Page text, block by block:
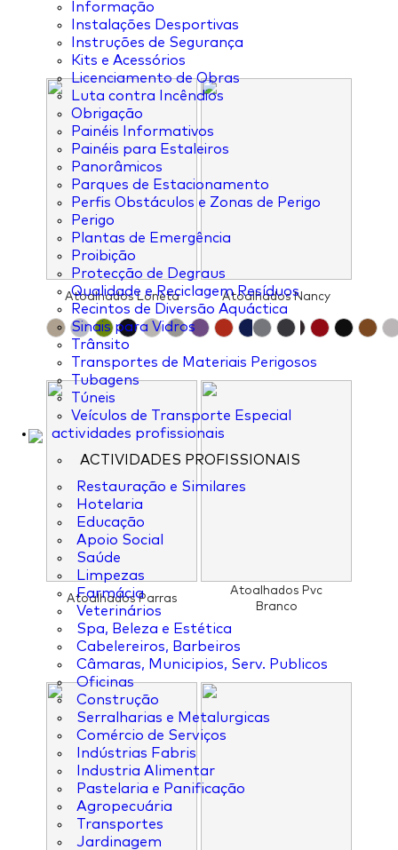
Informação
Instalações Desportivas
Instruções de Segurança
Kits e Acessórios
Licenciamento de Obras
Luta contra Incêndios
Obrigação
Painéis Informativos
Painéis para Estaleiros
Panorâmicos
Parques de Estacionamento
Perfis Obstáculos e Zonas de Perigo
Perigo
Plantas de Emergência
Proibição
Protecção de Degraus
Qualidade e Reciclagem Resíduos
Recintos de Diversão Aquáctica
Sinais para Vidros
Trânsito
Transportes de Materiais Perigosos
Tubagens
Túneis
Veículos de Transporte Especial
actividades profissionais
ACTIVIDADES PROFISSIONAIS
Restauração e Similares
Hotelaria
Educação
Apoio Social
Saúde
Limpezas
Farmácia
Veterinários
Spa, Beleza e Estética
Cabelereiros, Barbeiros
Câmaras, Municipios, Serv. Publicos
Oficinas
Construção
Serralharias e Metalurgicas
Comércio de Serviços
Indústrias Fabris
Industria Alimentar
Pastelaria e Panificação
Agropecuária
Transportes
Jardinagem
Atoalhados Loneta Atoalhados Nancy
Atoalhados Parras
Atoalhados Pvc
Branco